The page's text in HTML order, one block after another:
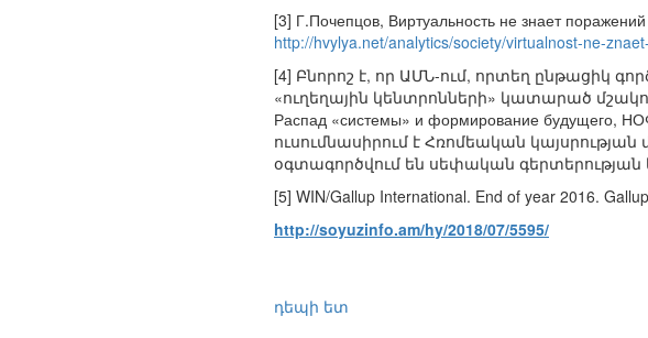
[3] Г.Почепцов, Виртуальность не знает
http://hvylya.net/analytics/society/virtualnost-ne-
[4] Բնորոշ է, որ ԱՄՆ-ում, որտեղ ընթացիկ
«ուղեղային կենտրոնների» կատարած
Распад «системы» и формирование
ուսումնասիրում է Հռոմեական
օգտագործվում են սեփական գերտերության
[5] WIN/Gallup International. End of year 2016.
http://soyuzinfo.am/hy/2018/07/5595/
դեպի ետ